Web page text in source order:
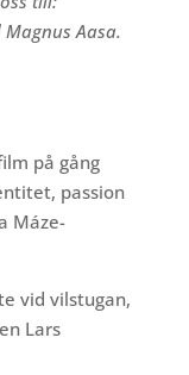
Aasa.
på gång
passion
Máze-
vid vilstugan,
Lars